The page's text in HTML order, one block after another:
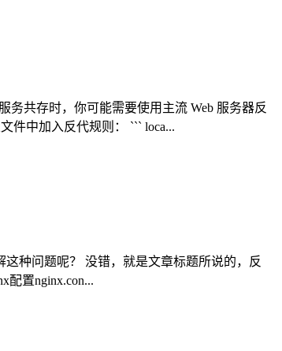
务共存时，你可能需要使用主流 Web 服务器反
件中加入反代规则： ``` loca...
种问题呢？ 没错，就是文章标题所说的，反
配置nginx.con...